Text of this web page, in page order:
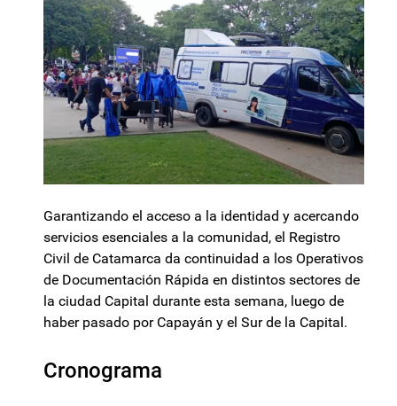
Garantizando el acceso a la identidad y acercando
servicios esenciales a la comunidad, el Registro
Civil de Catamarca da continuidad a los Operativos
de Documentación Rápida en distintos sectores de
la ciudad Capital durante esta semana, luego de
haber pasado por Capayán y el Sur de la Capital.
Cronograma